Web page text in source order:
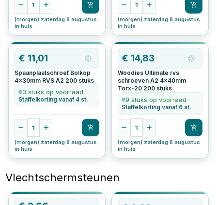
1
(morgen) zaterdag 8 augustus
in huis
1
(morgen) zaterdag 8 augustus
in huis
€11,01
Spaanplaatschroef Bolkop
4x30mm RVS A2 200 stuks
3 stuks op voorraad
Staffelkorting vanaf 4 st.
1
(morgen) zaterdag 8 augustus
in huis
€ 14,83
Woodies Ultimate rvs
schroeven A2 4x40mm
Torx-20 200 stuks
9 stuks op voorraad
Staffelkorting vanaf 6 st.
1
(morgen) zaterdag 8 augustus
in huis
Vlechtschermsteunen